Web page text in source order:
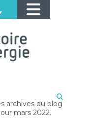
archives du blog
mars 2022.